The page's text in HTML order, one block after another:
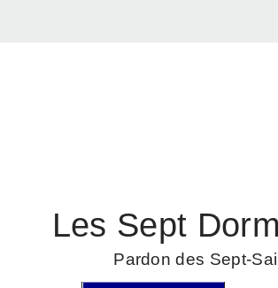
Les Sept
Pardon des Sept-